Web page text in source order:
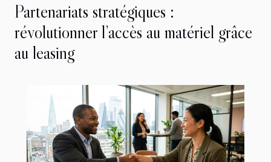
Partenariats stratégiques :
révolutionner l’accès au matériel grâce
au leasing